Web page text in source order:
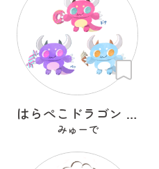
はらぺこドラゴン ぐぅぐぅ
みゅーで